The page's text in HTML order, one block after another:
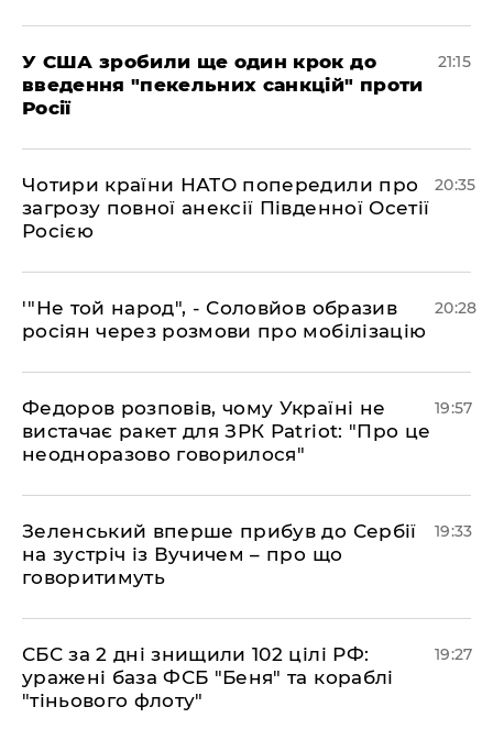
​У США зробили ще один крок до
введення "пекельних санкцій" проти
Росії
21:15
​Чотири країни НАТО попередили про
загрозу повної анексії Південної Осетії
Росією
20:35
​'"Не той народ", - Соловйов образив
росіян через розмови про мобілізацію
20:28
​Федоров розповів, чому Україні не
вистачає ракет для ЗРК Patriot: "Про це
неодноразово говорилося"
19:57
​Зеленський вперше прибув до Сербії
на зустріч із Вучичем – про що
говоритимуть
19:33
​СБС за 2 дні знищили 102 цілі РФ:
уражені база ФСБ "Беня" та кораблі
"тіньового флоту"
19:27